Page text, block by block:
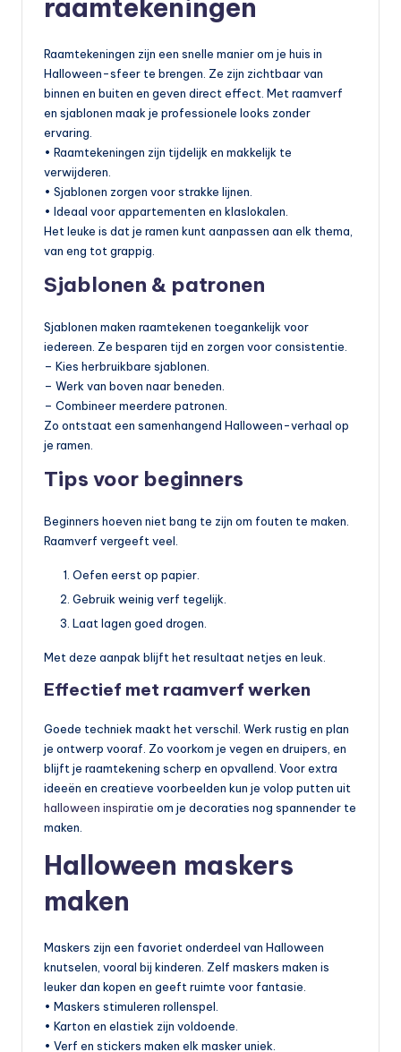
raamtekeningen
Raamtekeningen zijn een snelle manier om je huis in
Halloween-sfeer te brengen. Ze zijn zichtbaar van
binnen en buiten en geven direct effect. Met raamverf
en sjablonen maak je professionele looks zonder
ervaring.
• Raamtekeningen zijn tijdelijk en makkelijk te
verwijderen.
• Sjablonen zorgen voor strakke lijnen.
• Ideaal voor appartementen en klaslokalen.
Het leuke is dat je ramen kunt aanpassen aan elk thema,
van eng tot grappig.
Sjablonen & patronen
Sjablonen maken raamtekenen toegankelijk voor
iedereen. Ze besparen tijd en zorgen voor consistentie.
– Kies herbruikbare sjablonen.
– Werk van boven naar beneden.
– Combineer meerdere patronen.
Zo ontstaat een samenhangend Halloween-verhaal op
je ramen.
Tips voor beginners
Beginners hoeven niet bang te zijn om fouten te maken.
Raamverf vergeeft veel.
Oefen eerst op papier.
Gebruik weinig verf tegelijk.
Laat lagen goed drogen.
Met deze aanpak blijft het resultaat netjes en leuk.
Effectief met raamverf werken
Goede techniek maakt het verschil. Werk rustig en plan
je ontwerp vooraf. Zo voorkom je vegen en druipers, en
blijft je raamtekening scherp en opvallend. Voor extra
ideeën en creatieve voorbeelden kun je volop putten uit
halloween inspiratie om je decoraties nog spannender te
maken.
Halloween maskers
maken
Maskers zijn een favoriet onderdeel van Halloween
knutselen, vooral bij kinderen. Zelf maskers maken is
leuker dan kopen en geeft ruimte voor fantasie.
• Maskers stimuleren rollenspel.
• Karton en elastiek zijn voldoende.
• Verf en stickers maken elk masker uniek.